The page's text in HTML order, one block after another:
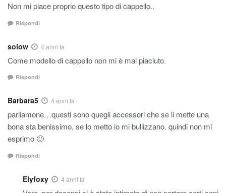
Non mi piace proprio questo tipo di cappello..
Rispondi
solow 4 anni fa
Come modello di cappello non mi è mai piaciuto.
Rispondi
Barbara5 4 anni fa
parliamone…questi sono quegli accessori che se li mette una
bona sta benissimo, se lo metto io mi bullizzano. quindi non mi
esprimo 🙂
Rispondi
Elyfoxy 4 anni fa